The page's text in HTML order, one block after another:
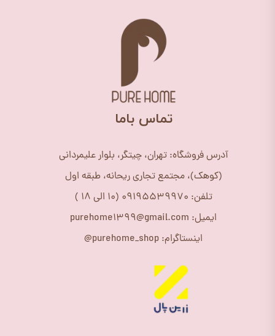
​تماس باما
آدرس فروشگاه: تهران، چیتگر، بلوار علیمردانی
(کوهک)، مجتمع تجاری ریحانه، طبقه اول
تلفن: 09195539970 (10 الی 18 )
ایمیل: purehome1399@gmail.com
اینستاگرام: purehome_shop@